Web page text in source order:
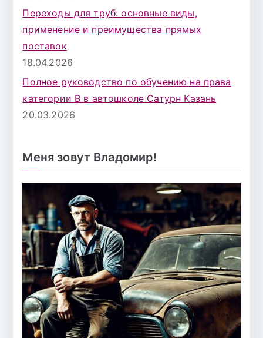
Переходы для труб: основные виды,
применение и преимущества прямых
поставок
18.04.2026
Полное руководство по обучению на права
категории B в автошколе Сатурн Казань
20.03.2026
Меня зовут Владомир!